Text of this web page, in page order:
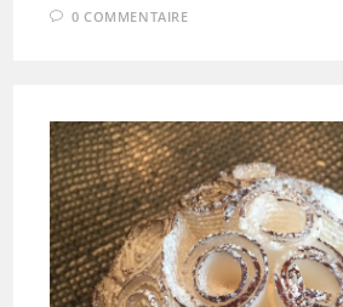
0 COMMENTAIRE